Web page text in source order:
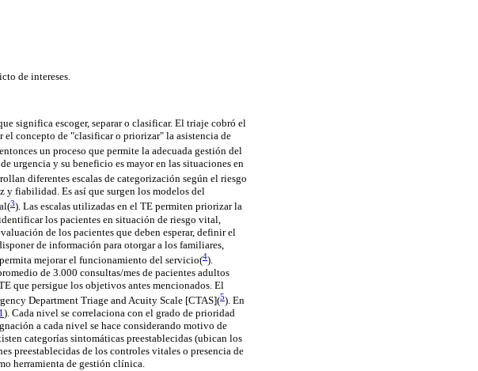
de intereses.
significa escoger, separar o clasificar. El triaje cobró el
concepto de "clasificar o priorizar" la asistencia de
un proceso que permite la adecuada gestión del
urgencia y su beneficio es mayor en las situaciones en
diferentes escalas de categorización según el riesgo
y fiabilidad. Es así que surgen los modelos del
3). Las escalas utilizadas en el TE permiten priorizar la
los pacientes en situación de riesgo vital,
de los pacientes que deben esperar, definir el
de información para otorgar a los familiares,
mejorar el funcionamiento del servicio(4).
de 3.000 consultas/mes de pacientes adultos
que persigue los objetivos antes mencionados. El
Department Triage and Acuity Scale [CTAS](5). En
). Cada nivel se correlaciona con el grado de prioridad
a cada nivel se hace considerando motivo de
categorías sintomáticas preestablecidas (ubican los
preestablecidas de los controles vitales o presencia de
herramienta de gestión clínica.